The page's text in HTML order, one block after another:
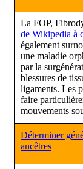
La FOP,
de Wikipedia à
également
une maladie
par la
blessures de
ligaments. Les
faire
mouvements
Déterminer
ancêtres